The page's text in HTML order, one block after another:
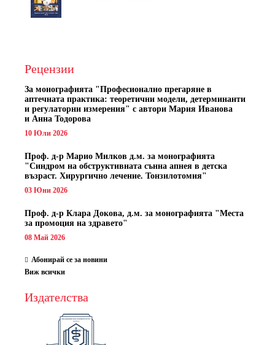
Рецензии
За монографията "Професионално прегаряне в
аптечната практика: теоретични модели, детерминанти
и регулаторни измерения" с автори Мария Иванова
и Анна Тодорова
10 Юли 2026
Проф. д-р Марио Милков д.м. за монографията
"Синдром на обструктивната сънна апнея в детска
възраст. Хирургично лечение. Тонзилотомия"
03 Юни 2026
Проф. д-р Клара Докова, д.м. за монографията "Места
за промоция на здравето"
08 Май 2026
Абонирай се за новини
Виж всички
Издателства